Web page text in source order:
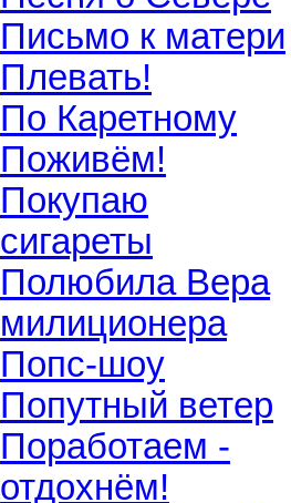
Письмо к матери
Плевать!
По Каретному
Поживём!
Покупаю
сигареты
Полюбила Вера
милиционера
Попс-шоу
Попутный ветер
Поработаем -
отдохнём!